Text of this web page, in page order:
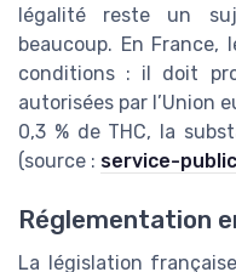
légalité reste un
beaucoup. En France,
conditions : il doit
autorisées par l’Union
0,3 % de THC, la
(source : service-
Réglementation
La législation